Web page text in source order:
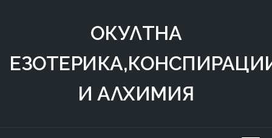
ОКУЛТНА
И АЛХИМИЯ